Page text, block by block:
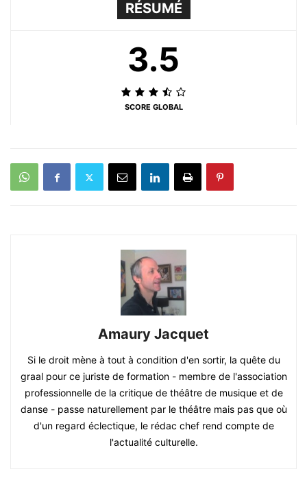
RÉSUMÉ
3.5
SCORE GLOBAL
Amaury Jacquet
Si le droit mène à tout à condition d'en sortir, la quête du
graal pour ce juriste de formation - membre de l'association
professionnelle de la critique de théâtre de musique et de
danse - passe naturellement par le théâtre mais pas que où
d'un regard éclectique, le rédac chef rend compte de
l'actualité culturelle.